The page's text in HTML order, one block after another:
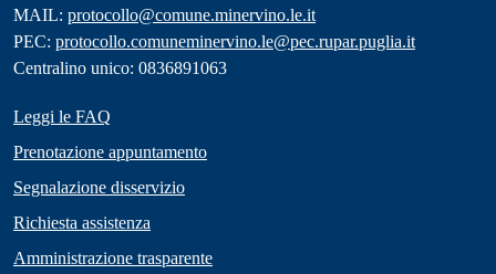
MAIL: protocollo@comune.minervino.le.it
PEC: protocollo.comuneminervino.le@pec.rupar.puglia.it
Centralino unico: 0836891063
Leggi le FAQ
Prenotazione appuntamento
Segnalazione disservizio
Richiesta assistenza
Amministrazione trasparente